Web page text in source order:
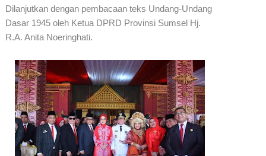
Dilanjutkan dengan pembacaan teks Undang-Undang
Dasar 1945 oleh Ketua DPRD Provinsi Sumsel Hj.
R.A. Anita Noeringhati.